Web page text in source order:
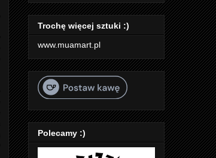
Trochę więcej sztuki :)
www.muamart.pl
Polecamy :)